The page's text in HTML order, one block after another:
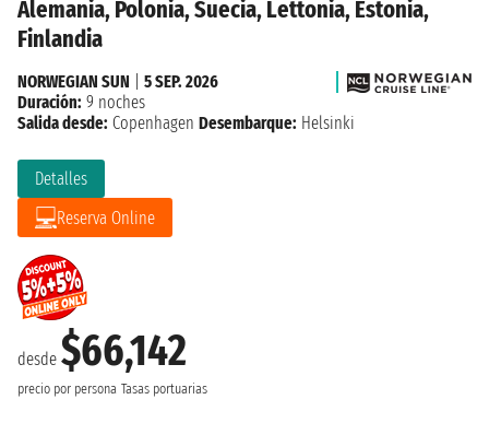
Alemania, Polonia, Suecia, Lettonia, Estonia,
Finlandia
desde $66,142
precio por persona Tasas portuarias
Detalles
Reserva Online
NORWEGIAN SUN
5 SEP. 2026
Duración: 9 noches
Salida desde: Copenhagen Desembarque: Helsinki